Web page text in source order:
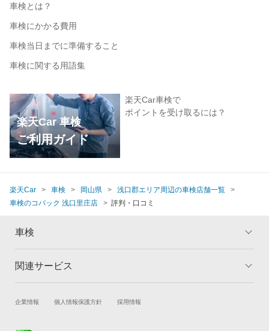
車検とは？
車検にかかる費用
車検当日までに準備すること
車検に関する用語集
楽天Car 車検
ご利用ガイド
楽天Car車検で
ポイントを受け取るには？
楽天Car 車検 岡山県
浅口郡エリア周辺の車検店舗一覧
車検のコバック 浅口里庄店
評判・口コミ
車検
トップ
車検の基礎知識 キャンペーン一覧
関連サービス
試乗・商談 新車購入
企業情報 個人情報保護方針 採用情報